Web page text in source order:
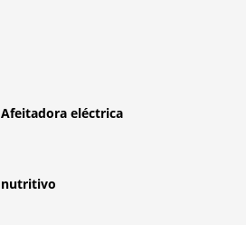
Afeitadora eléctrica
nutritivo